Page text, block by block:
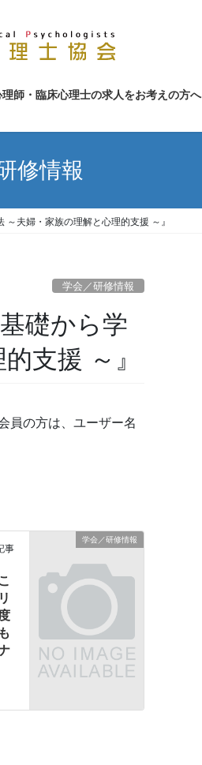
師・臨床心理士の求人をお考えの方へ
修情報
～夫婦・家族の理解と心理的支援 ～』
学会／研修情報
礎から学
支援 ～』
員の方は、ユーザー名
学会／研修情報
事